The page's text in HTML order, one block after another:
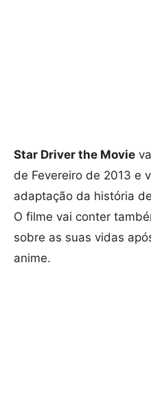
Star Driver the Movie
de Fevereiro de 2013 e
adaptação da história
O filme vai conter
sobre as suas vidas
anime.